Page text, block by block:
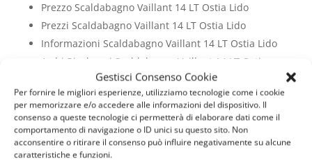
Gestisci Consenso Cookie
Per fornire le migliori esperienze, utilizziamo tecnologie come i cookie
per memorizzare e/o accedere alle informazioni del dispositivo. Il
consenso a queste tecnologie ci permetterà di elaborare dati come il
comportamento di navigazione o ID unici su questo sito. Non
acconsentire o ritirare il consenso può influire negativamente su alcune
caratteristiche e funzioni.
Prezzo Scaldabagno Vaillant 14 LT Ostia Lido
Prezzi Scaldabagno Vaillant 14 LT Ostia Lido
Informazioni Scaldabagno Vaillant 14 LT Ostia Lido
A chi Rivolgersi Scaldabagno Vaillant 14 LT Ostia
Preventivo Scaldabagno Vaillant 14 LT Ostia Lido
Preventivi Scaldabagno Vaillant 14 LT Ostia Lido
Assistenza Scaldabagno Vaillant 14 LT Ostia Lido
Manutenzione Scaldabagno Vaillant 14 LT Ostia